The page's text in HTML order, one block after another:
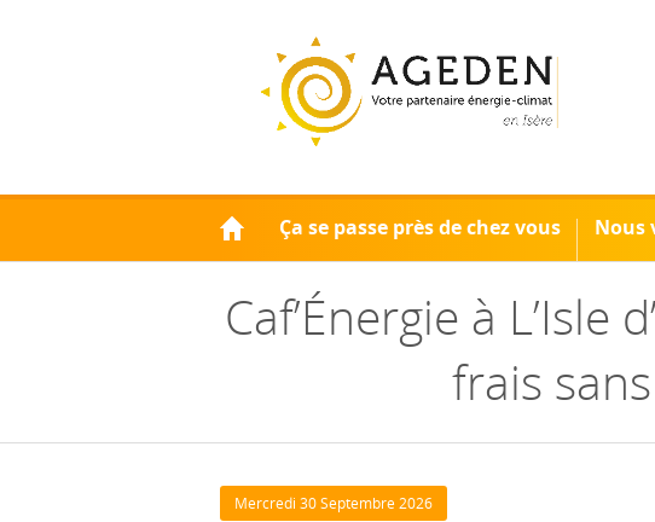
Accueil
Ça se passe près de chez vous Nous
Caf’Énergie à L’Isle
frais
Mercredi 30 Septembre 2026